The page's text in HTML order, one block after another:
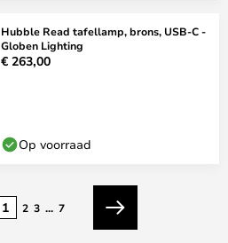
Hubble Read tafellamp, brons, USB-C -
Globen Lighting
€ 263,00
Op voorraad
1 2 3 ... 7
Volgende